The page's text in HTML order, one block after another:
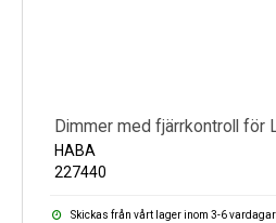
Dimmer med fjärrkontroll för
HABA
227440
Skickas från vårt lager inom 3-6 vardagar